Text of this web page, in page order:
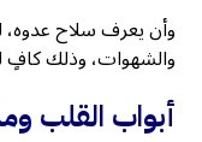
وأن يعرف سلاح
والشهوات، وذلك كافٍ
أبواب القلب